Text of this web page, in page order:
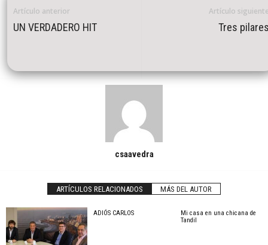
Artículo anterior
UN VERDADERO HIT
Artículo
Tres
csaavedra
ARTÍCULOS RELACIONADOS MÁS DEL AUTOR
ADIÓS CARLOS
Mi casa en una chicana de
Tandil